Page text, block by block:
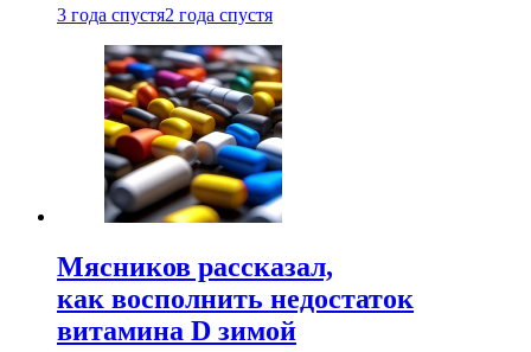
3 года спустя2 года спустя
Мясников рассказал,
как восполнить недостаток
витамина D зимой